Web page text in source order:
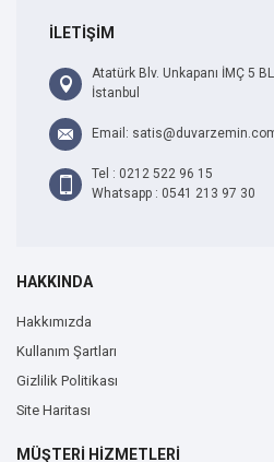
İLETİŞİM
Atatürk Blv. Unkapanı İMÇ 5
İstanbul
Email:
Tel : 0212 522 96 15
Whatsapp : 0541 213 97 30
HAKKINDA
Hakkımızda
Kullanım Şartları
Gizlilik Politikası
Site Haritası
MÜŞTERİ HİZMETLERİ